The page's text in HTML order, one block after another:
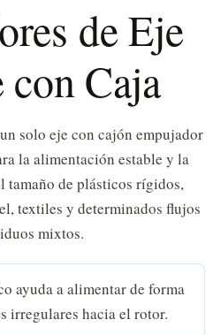
de Eje
Caja
solo eje con cajón empujador
la alimentación estable y la
tamaño de plásticos rígidos,
textiles y determinados flujos
mixtos.
ayuda a alimentar de forma
irregulares hacia el rotor.